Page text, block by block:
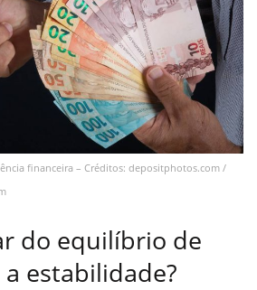
financeira – Créditos: depositphotos.com /
do equilíbrio de
estabilidade?